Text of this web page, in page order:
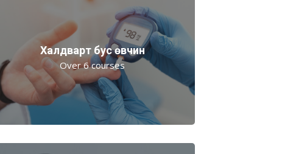
Халдварт бус өвчин
Over 6 courses